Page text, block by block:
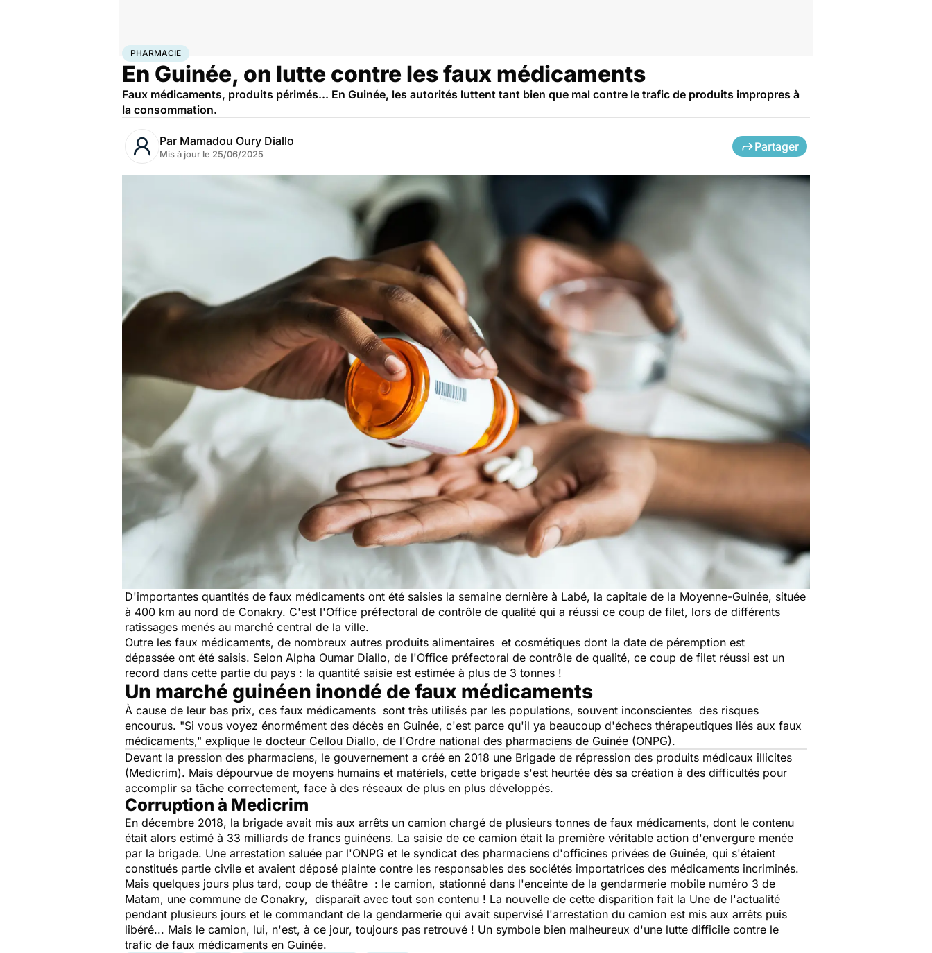
AccueilSantéMédicaments
PHARMACIE
En Guinée, on lutte contre les faux médicaments
Faux médicaments, produits périmés... En Guinée, les autorités luttent tant bien que mal contre le trafic de produits impropres à
la consommation.
Par Mamadou Oury Diallo
Mis à jour le 25/06/2025
Partager
D'importantes quantités de faux médicaments ont été saisies la semaine dernière à Labé, la capitale de la Moyenne-Guinée, située
à 400 km au nord de Conakry. C'est l'Office préfectoral de contrôle de qualité qui a réussi ce coup de filet, lors de différents
ratissages menés au marché central de la ville.
Outre les faux médicaments, de nombreux autres produits alimentaires et cosmétiques dont la date de péremption est
dépassée ont été saisis. Selon Alpha Oumar Diallo, de l'Office préfectoral de contrôle de qualité, ce coup de filet réussi est un
record dans cette partie du pays : la quantité saisie est estimée à plus de 3 tonnes !
Un marché guinéen inondé de faux médicaments
À cause de leur bas prix, ces faux médicaments sont très utilisés par les populations, souvent inconscientes des risques
encourus. "Si vous voyez énormément des décès en Guinée, c'est parce qu'il ya beaucoup d'échecs thérapeutiques liés aux faux
médicaments," explique le docteur Cellou Diallo, de l'Ordre national des pharmaciens de Guinée (ONPG).
Devant la pression des pharmaciens, le gouvernement a créé en 2018 une Brigade de répression des produits médicaux illicites
(Medicrim). Mais dépourvue de moyens humains et matériels, cette brigade s'est heurtée dès sa création à des difficultés pour
accomplir sa tâche correctement, face à des réseaux de plus en plus développés.
Corruption à Medicrim
En décembre 2018, la brigade avait mis aux arrêts un camion chargé de plusieurs tonnes de faux médicaments, dont le contenu
était alors estimé à 33 milliards de francs guinéens. La saisie de ce camion était la première véritable action d'envergure menée
par la brigade. Une arrestation saluée par l'ONPG et le syndicat des pharmaciens d'officines privées de Guinée, qui s'étaient
constitués partie civile et avaient déposé plainte contre les responsables des sociétés importatrices des médicaments incriminés.
Mais quelques jours plus tard, coup de théâtre : le camion, stationné dans l'enceinte de la gendarmerie mobile numéro 3 de
Matam, une commune de Conakry, disparaît avec tout son contenu ! La nouvelle de cette disparition fait la Une de l'actualité
pendant plusieurs jours et le commandant de la gendarmerie qui avait supervisé l'arrestation du camion est mis aux arrêts puis
libéré... Mais le camion, lui, n'est, à ce jour, toujours pas retrouvé ! Un symbole bien malheureux d'une lutte difficile contre le
trafic de faux médicaments en Guinée.